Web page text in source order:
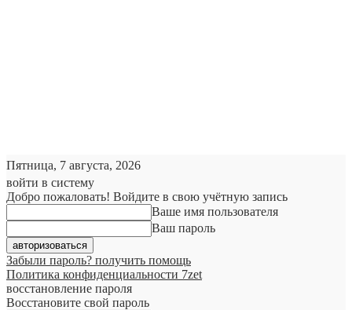
Пятница, 7 августа, 2026
войти в систему
Добро пожаловать! Войдите в свою учётную запись
Ваше имя пользователя
Ваш пароль
Забыли пароль? получить помощь
Политика конфиденциальности 7zet
восстановление пароля
Восстановите свой пароль